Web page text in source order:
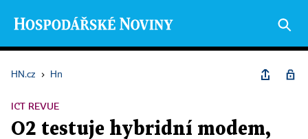
HN.cz › Hn
ICT REVUE
O2 testuje hybridní modem,